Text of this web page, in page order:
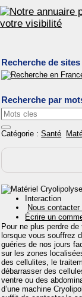
Webmaster
Support
Recherche de
Recherche par
Catégorie :Santé
Interaction
Nous
Écrire un
Pour ne plus perdre
lorsque vous souffrez
guéries de nos jours
sur les zones
des cellulites, le
débarrasser des
ventre ou des
d’une machine